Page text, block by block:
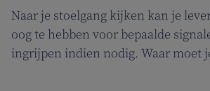
Naar je stoelgang kijken kan je
oog te hebben voor bepaalde
ingrijpen indien nodig. Waar moet